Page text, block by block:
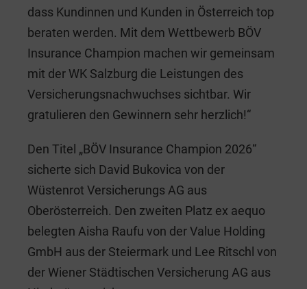
dass Kundinnen und Kunden in Österreich top
beraten werden. Mit dem Wettbewerb BÖV
Insurance Champion machen wir gemeinsam
mit der WK Salzburg die Leistungen des
Versicherungsnachwuchses sichtbar. Wir
gratulieren den Gewinnern sehr herzlich!“
Den Titel „BÖV Insurance Champion 2026“
sicherte sich David Bukovica von der
Wüstenrot Versicherungs AG aus
Oberösterreich. Den zweiten Platz ex aequo
belegten Aisha Raufu von der Value Holding
GmbH aus der Steiermark und Lee Ritschl von
der Wiener Städtischen Versicherung AG aus